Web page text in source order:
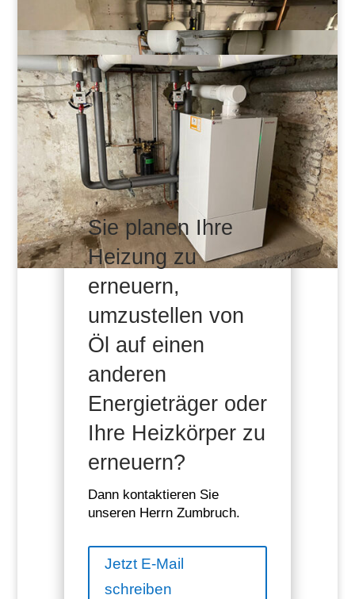
Sie planen Ihre
Heizung zu
erneuern,
umzustellen von
Öl auf einen
anderen
Energieträger oder
Ihre Heizkörper zu
erneuern?
Dann kontaktieren Sie
unseren Herrn Zumbruch.
Jetzt E-Mail
schreiben